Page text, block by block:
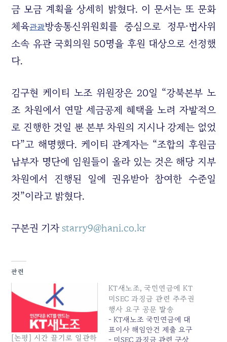
금 모금 계획을 상세히 밝혔다. 이 문서는 또 문화
체육관광방송통신위원회를 중심으로 정무·법사위
소속 유관 국회의원 50명을 후원 대상으로 선정했
다.
김구현 케이티 노조 위원장은 20일 “강북본부 노
조 차원에서 연말 세금공제 혜택을 노려 자발적으
로 진행한 것일 뿐 본부 차원의 지시나 강제는 없었
다”고 해명했다. 케이티 관계자는 “조합의 후원금
납부자 명단에 임원들이 올라 있는 것은 해당 지부
차원에서 진행된 일에 권유받아 참여한 수준일
것”이라고 밝혔다.
구본권 기자starry9@hani.co.kr
관련
[논평] 시간 끌기로 일관하
KT새노조, 국민연금에 KT
미SEC 과징금 관련 주주권
행사 요구 공문 발송
- KT새노조 국민연금에 대
표이사 해임안건 제출 요구
- 미SEC 과징금 관련 구상